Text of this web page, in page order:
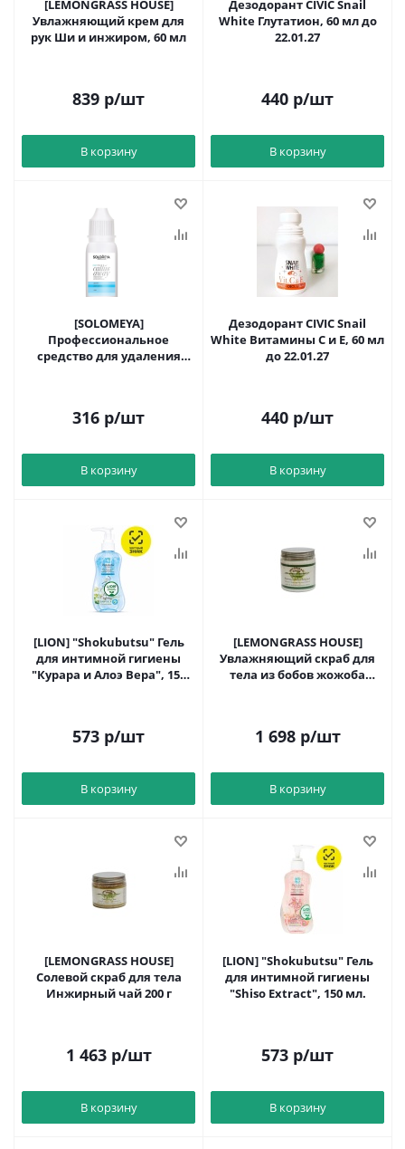
[LEMONGRASS HOUSE]
Увлажняющий крем для
рук Ши и инжиром, 60 мл
839 р/шт
В корзину
Дезодорант CIVIC Snail
White Глутатион, 60 мл до
22.01.27
440 р/шт
В корзину
[SOLOMEYA]
Профессиональное
средство для удаления
316 р/шт
В корзину
Дезодорант CIVIC Snail
White Витамины С и Е, 60 мл
до 22.01.27
440 р/шт
В корзину
[LION] "Shokubutsu" Гель
для интимной гигиены
"Курара и Алоэ Вера", 150
573 р/шт
В корзину
[LEMONGRASS HOUSE]
Увлажняющий скраб для
тела из бобов жожоба
1 698р/шт
В корзину
[LEMONGRASS HOUSE]
Солевой скраб для тела
Инжирный чай 200 г
1 463р/шт
В корзину
[LION] "Shokubutsu" Гель
для интимной гигиены
"Shiso Extract", 150 мл.
573 р/шт
В корзину